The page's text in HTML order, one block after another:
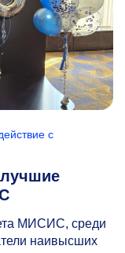
с
МИСИС, среди
наивысших